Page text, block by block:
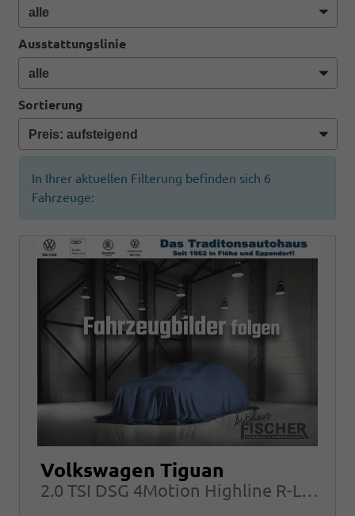
Ausstattungslinie
Sortierung
In Ihrer aktuellen Filterung befinden sich 6
Fahrzeuge:
Volkswagen Tiguan
2.0 TSI DSG 4Motion Highline R-Line LED AHK